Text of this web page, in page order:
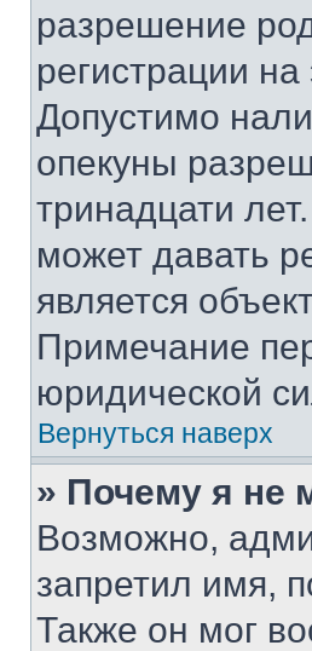
разрешение
регистрации
Допустимо
опекуны
тринадцати
может давать
является
Примечание
юридической
Вернуться наверх
» Почему я не
Возможно,
запретил имя,
Также он мог